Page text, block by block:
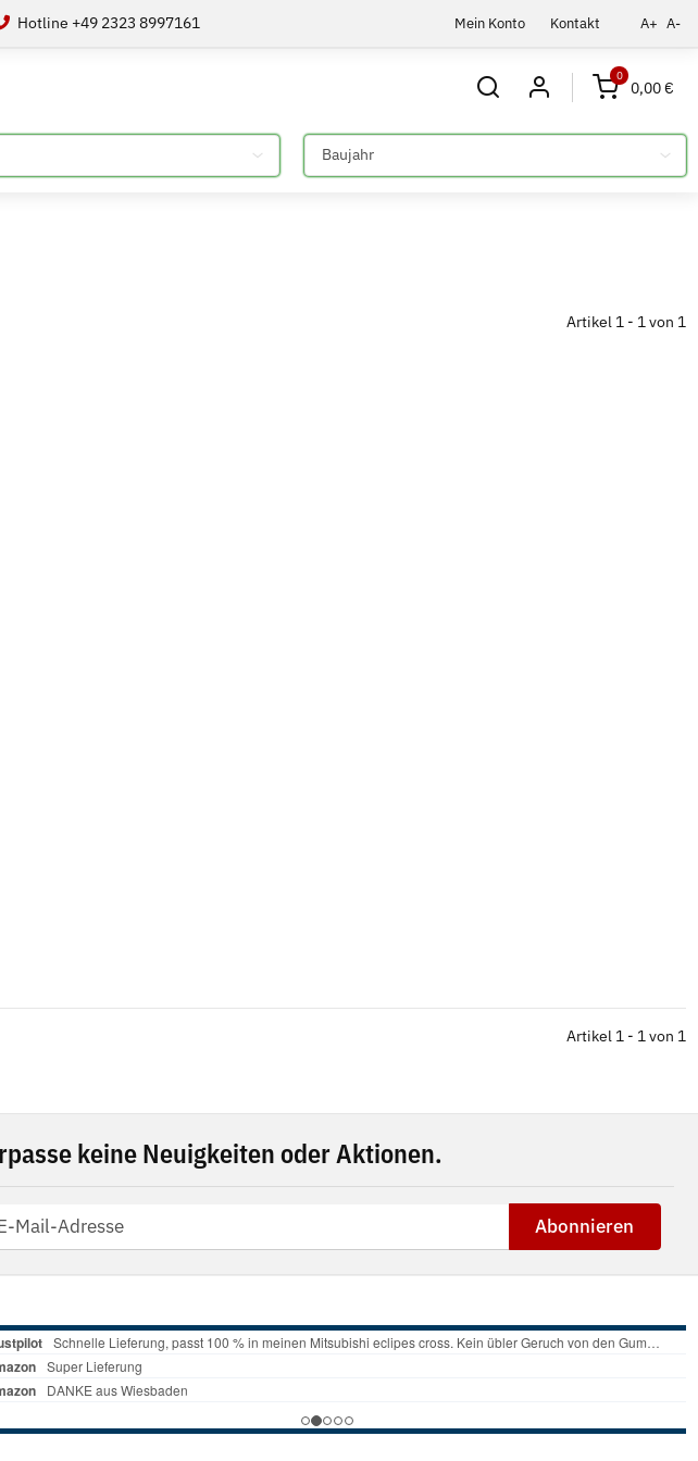
Mein Konto Kontakt A+ A-
Hotline +49 2323 8997161
0
0,00 €
Bitte auswählen
Artikel 1 - 1 von 1
Artikel 1 - 1 von 1
keine Neuigkeiten oder Aktionen.
Abonnieren